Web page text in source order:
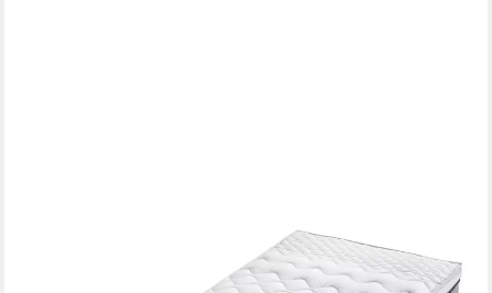
Topper Softly XXL Plus, Topper 90x200, 140x200 cm und